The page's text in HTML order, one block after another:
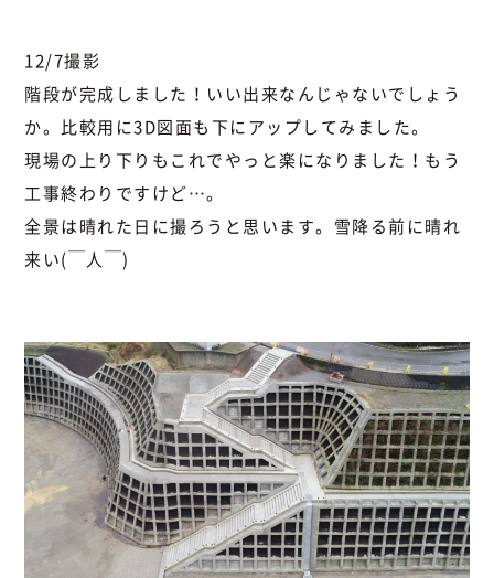
12/7撮影
階段が完成しました！いい出来なんじゃないでしょう
か。比較用に3D図面も下にアップしてみました。
現場の上り下りもこれでやっと楽になりました！もう
工事終わりですけど…。
全景は晴れた日に撮ろうと思います。雪降る前に晴れ
来い(￣人￣)